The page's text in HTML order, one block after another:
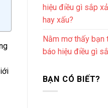
hiệu điều gì sắp
hay xấu?
Nằm mơ thấy bạn
báo hiệu điều gì
BẠN CÓ BIẾT?